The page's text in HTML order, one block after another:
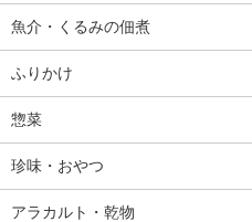
魚介・くるみの佃煮
ふりかけ
惣菜
珍味・おやつ
アラカルト・乾物